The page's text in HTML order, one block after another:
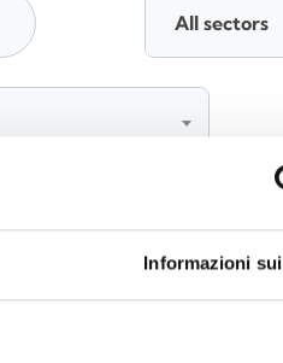
Informazioni
All sectors